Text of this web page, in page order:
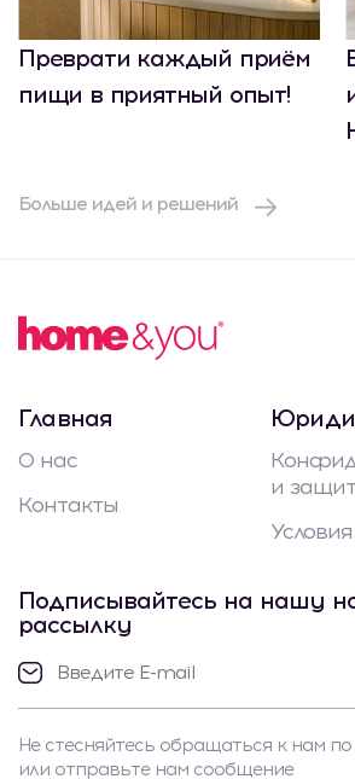
Преврати каждый приём
пищи в приятный опыт!
Больше идей и решений
Главная
О нас
Контакты
и
Подписывайтесь на нашу
рассылку
Не стесняйтесь обращаться к нам
или отправьте нам сообщение